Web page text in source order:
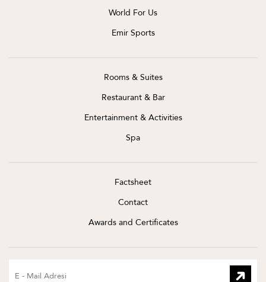
World For Us
Emir Sports
Rooms & Suites
Restaurant & Bar
Entertainment & Activities
Spa
Factsheet
Contact
Awards and Certificates